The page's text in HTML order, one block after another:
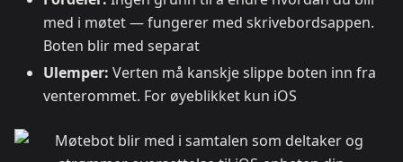
med i møtet — fungerer med skrivebordsappen.
Boten blir med separat
Ulemper: Verten må kanskje slippe boten inn fra
venterommet. For øyeblikket kun iOS